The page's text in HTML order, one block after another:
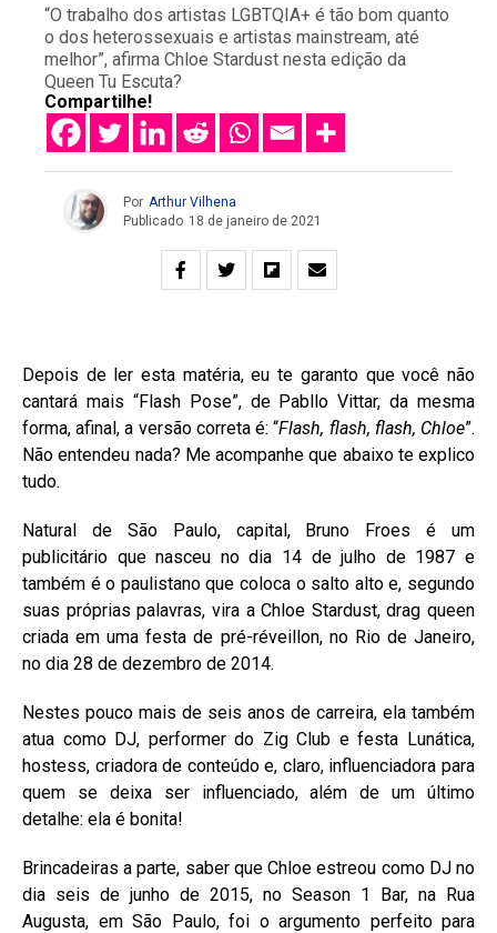
“O trabalho dos artistas LGBTQIA+ é tão bom quanto
o dos heterossexuais e artistas mainstream, até
melhor”, afirma Chloe Stardust nesta edição da
Queen Tu Escuta?
Compartilhe!
Por Arthur Vilhena
Publicado 18 de janeiro de 2021
Depois de ler esta matéria, eu te garanto que você não
cantará mais “Flash Pose”, de Pabllo Vittar, da mesma
forma, afinal, a versão correta é: “Flash, flash, flash, Chloe”.
Não entendeu nada? Me acompanhe que abaixo te explico
tudo.
Natural de São Paulo, capital, Bruno Froes é um
publicitário que nasceu no dia 14 de julho de 1987 e
também é o paulistano que coloca o salto alto e, segundo
suas próprias palavras, vira a Chloe Stardust, drag queen
criada em uma festa de pré-réveillon, no Rio de Janeiro,
no dia 28 de dezembro de 2014.
Nestes pouco mais de seis anos de carreira, ela também
atua como DJ, performer do Zig Club e festa Lunática,
hostess, criadora de conteúdo e, claro, influenciadora para
quem se deixa ser influenciado, além de um último
detalhe: ela é bonita!
Brincadeiras a parte, saber que Chloe estreou como DJ no
dia seis de junho de 2015, no Season 1 Bar, na Rua
Augusta, em São Paulo, foi o argumento perfeito para